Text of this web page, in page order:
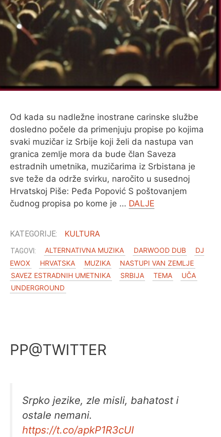
O MENI
Od kada su nadležne inostrane carinske službe
dosledno počele da primenjuju propise po kojima
svaki muzičar iz Srbije koji želi da nastupa van
granica zemlje mora da bude član Saveza
estradnih umetnika, muzičarima iz Srbistana je
sve teže da održe svirku, naročito u susednoj
Hrvatskoj Piše: Peđa Popović S poštovanjem
čudnog propisa po kome je … DALJE
KULTURA
ALTERNATIVNA MUZIKA DARWOOD DUB
DJ
EWOX
HRVATSKA MUZIKA
NASTUPI VAN ZEMLJE
SAVEZ ESTRADNIH UMETNIKA
SRBIJA TEMA
UČA
UNDERGROUND
PP@TWITTER
Srpko jezike, zle misli, bahatost i
ostale nemani.
https://t.co/apkP1R3cUI